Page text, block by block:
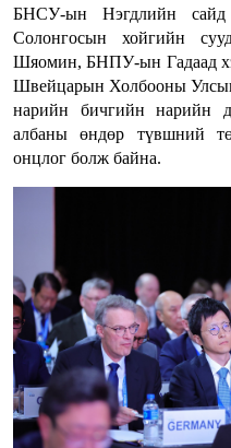
БНСУ-ын Нэгдлийн
Солонгосын хойгийн
Шяомин, БНПУ-ын Гадаад
Швейцарын Холбооны
нарийн бичгийн нарийн
албаны өндөр түвшний
онцлог болж байна.